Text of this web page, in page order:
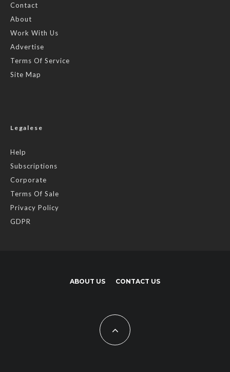
Contact
About
Work With Us
Advertise
Terms Of Service
Site Map
Legalese
Help
Subscriptions
Corporate
Terms Of Sale
Privacy Policy
GDPR
ABOUT US CONTACT US